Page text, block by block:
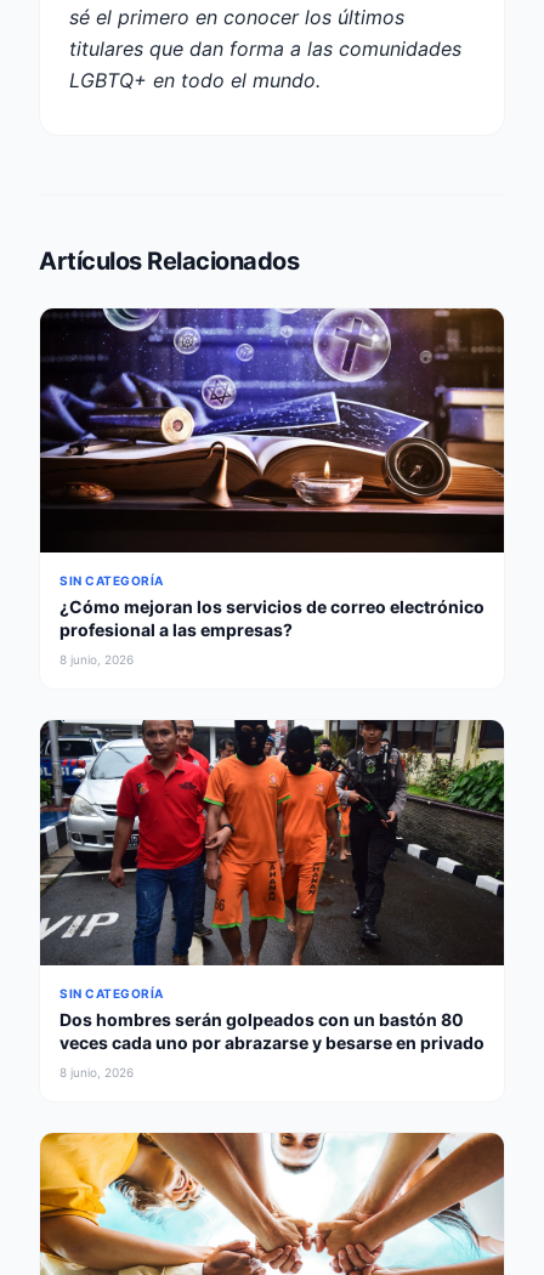
sé el primero en conocer los últimos
titulares que dan forma a las comunidades
LGBTQ+ en todo el mundo.
Artículos Relacionados
SIN CATEGORÍA
¿Cómo mejoran los servicios de correo electrónico
profesional a las empresas?
8 junio, 2026
SIN CATEGORÍA
Dos hombres serán golpeados con un bastón 80
veces cada uno por abrazarse y besarse en privado
8 junio, 2026